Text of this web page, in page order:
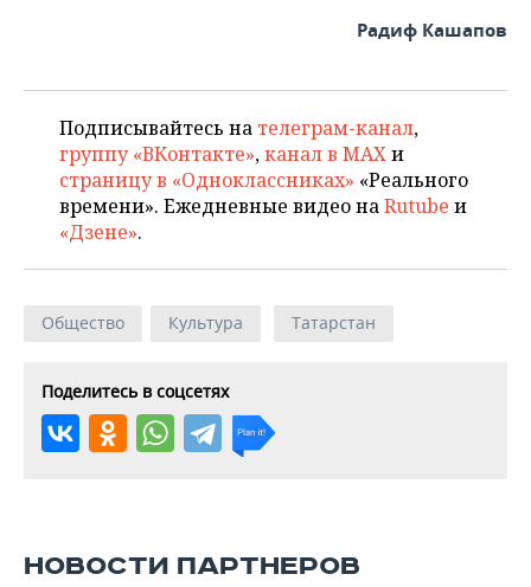
Радиф Кашапов
Подписывайтесь на телеграм-канал,
группу «ВКонтакте»,канал в MAXи
страницу в «Одноклассниках» «Реального
времени». Ежедневные видео наRutube и
«Дзене».
Общество Культура Татарстан
Поделитесь в соцсетях
НОВОСТИ ПАРТНЕРОВ